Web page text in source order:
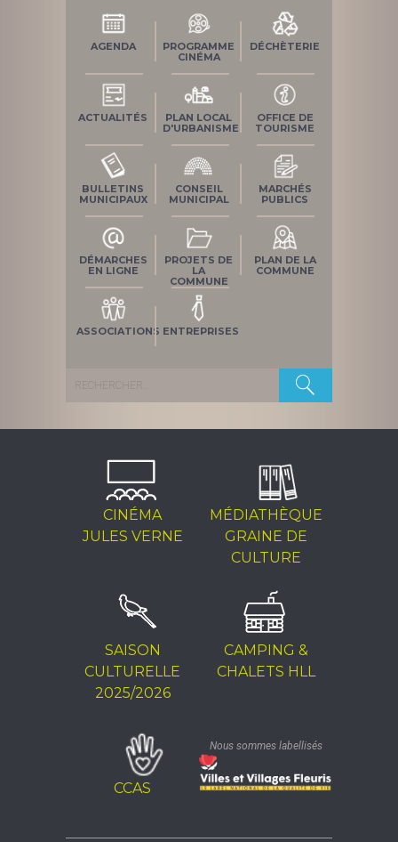
AGENDA
PROGRAMME
CINÉMA
DÉCHÈTERIE
ACTUALITÉS
PLAN LOCAL
D'URBANISME
OFFICE DE
TOURISME
BULLETINS
MUNICIPAUX
CONSEIL
MUNICIPAL
MARCHÉS
PUBLICS
DÉMARCHES
EN LIGNE
PROJETS DE
LA
COMMUNE
PLAN DE LA
COMMUNE
ASSOCIATIONS ENTREPRISES
Rechercher :
CINÉMA
JULES VERNE
MÉDIATHÈQUE
GRAINE DE
CULTURE
SAISON
CULTURELLE
2025/2026
CAMPING &
CHALETS HLL
CCAS
Nous sommes labellisés